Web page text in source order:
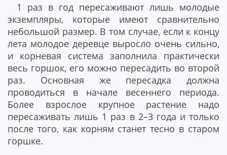
1 раз в год пересаживают лишь молодые
экземпляры, которые имеют сравнительно
небольшой размер. В том случае, если к концу
лета молодое деревце выросло очень сильно,
и корневая система заполнила практически
весь горшок, его можно пересадить во второй
раз. Основная же пересадка должна
проводиться в начале весеннего периода.
Более взрослое крупное растение надо
пересаживать лишь 1 раз в 2–3 года и только
после того, как корням станет тесно в старом
горшке.